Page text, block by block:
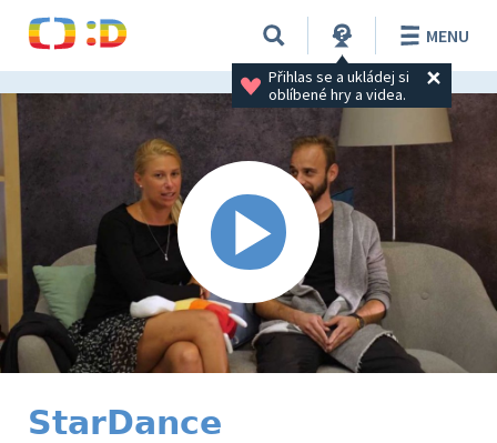
Přihlas se a ukládej si
oblíbené hry a videa.
MENU
StarDance